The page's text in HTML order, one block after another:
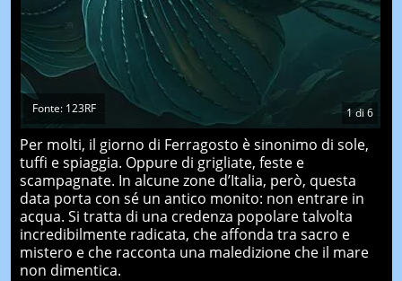
1 di 6
Fonte: 123RF
Per molti, il giorno di Ferragosto è sinonimo di sole,
tuffi e spiaggia. Oppure di grigliate, feste e
scampagnate. In alcune zone d’Italia, però, questa
data porta con sé un antico monito: non entrare in
acqua. Si tratta di una credenza popolare talvolta
incredibilmente radicata, che affonda tra sacro e
mistero e che racconta una maledizione che il mare
non dimentica.